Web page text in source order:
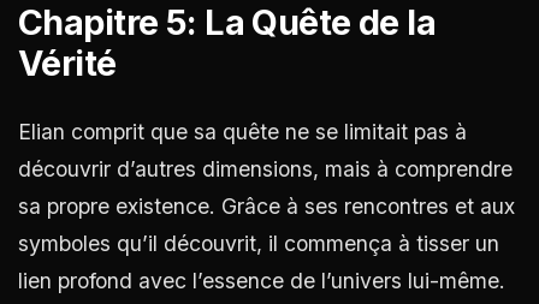
Chapitre 5: La Quête de la
Vérité
Elian comprit que sa quête ne se limitait pas à
découvrir d’autres dimensions, mais à comprendre
sa propre existence. Grâce à ses rencontres et aux
symboles qu’il découvrit, il commença à tisser un
lien profond avec l’essence de l’univers lui-même.